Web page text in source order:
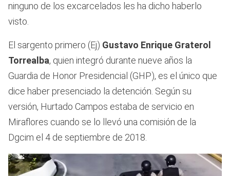
ninguno de los excarcelados les ha dicho haberlo
visto.
El sargento primero (Ej) Gustavo Enrique Graterol
Torrealba, quien integró durante nueve años la
Guardia de Honor Presidencial (GHP), es el único que
dice haber presenciado la detención. Según su
versión, Hurtado Campos estaba de servicio en
Miraflores cuando se lo llevó una comisión de la
Dgcim el 4 de septiembre de 2018.